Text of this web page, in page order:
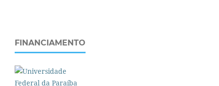
FINANCIAMENTO